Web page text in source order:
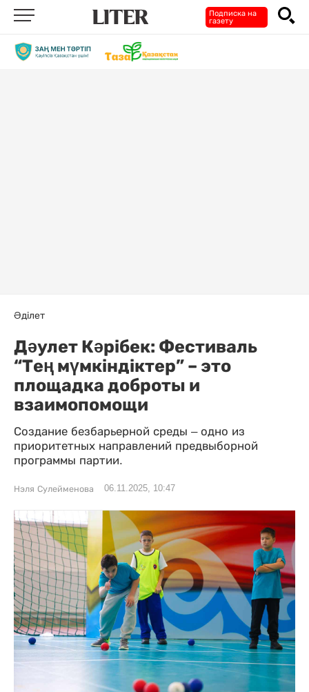
Подписка на
газету
Әділет
Дәулет Кәрібек: Фестиваль
“Тең мүмкіндіктер” – это
площадка доброты и
взаимопомощи
Создание безбарьерной среды – одно из
приоритетных направлений предвыборной
программы партии.
Нэля Сулейменова 06.11.2025, 10:47